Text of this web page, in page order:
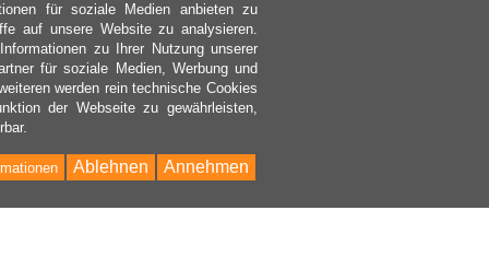
für soziale Medien anbieten zu
auf unsere Website zu analysieren.
zu Ihrer Nutzung unserer
für soziale Medien, Werbung und
werden rein technische Cookies
der Webseite zu gewährleisten,
Annehmen
Ablehnen